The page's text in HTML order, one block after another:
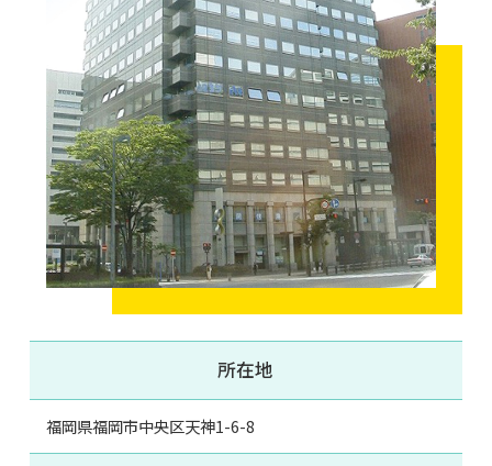
所在地
福岡県福岡市中央区天神1-6-8